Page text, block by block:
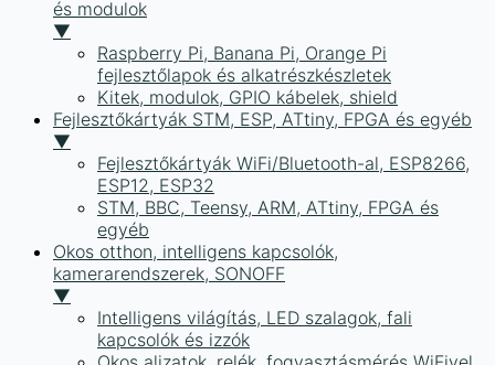
és modulok
▼
Raspberry Pi, Banana Pi, Orange Pi
fejlesztőlapok és alkatrészkészletek
Kitek, modulok, GPIO kábelek, shield
Fejlesztőkártyák STM, ESP, ATtiny, FPGA és egyéb
▼
Fejlesztőkártyák WiFi/Bluetooth-al, ESP8266,
ESP12, ESP32
STM, BBC, Teensy, ARM, ATtiny, FPGA és
egyéb
Okos otthon, intelligens kapcsolók,
kamerarendszerek, SONOFF
▼
Intelligens világítás, LED szalagok, fali
kapcsolók és izzók